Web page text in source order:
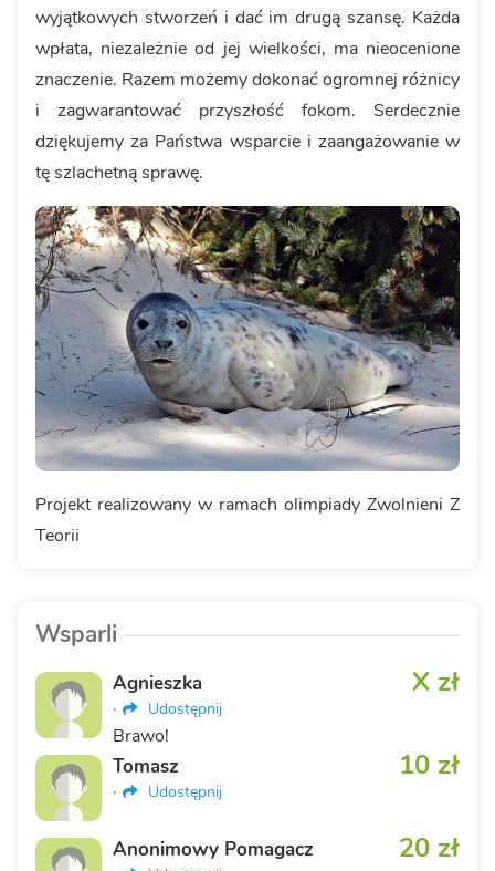
wyjątkowych stworzeń i dać im drugą szansę. Każda
wpłata, niezależnie od jej wielkości, ma nieocenione
znaczenie. Razem możemy dokonać ogromnej różnicy
i zagwarantować przyszłość fokom. Serdecznie
dziękujemy za Państwa wsparcie i zaangażowanie w
tę szlachetną sprawę.
Projekt realizowany w ramach olimpiady Zwolnieni Z
Teorii
Wsparli
X zł
Agnieszka
· Udostępnij
Brawo!
10 zł
Tomasz
· Udostępnij
20 zł
Anonimowy Pomagacz